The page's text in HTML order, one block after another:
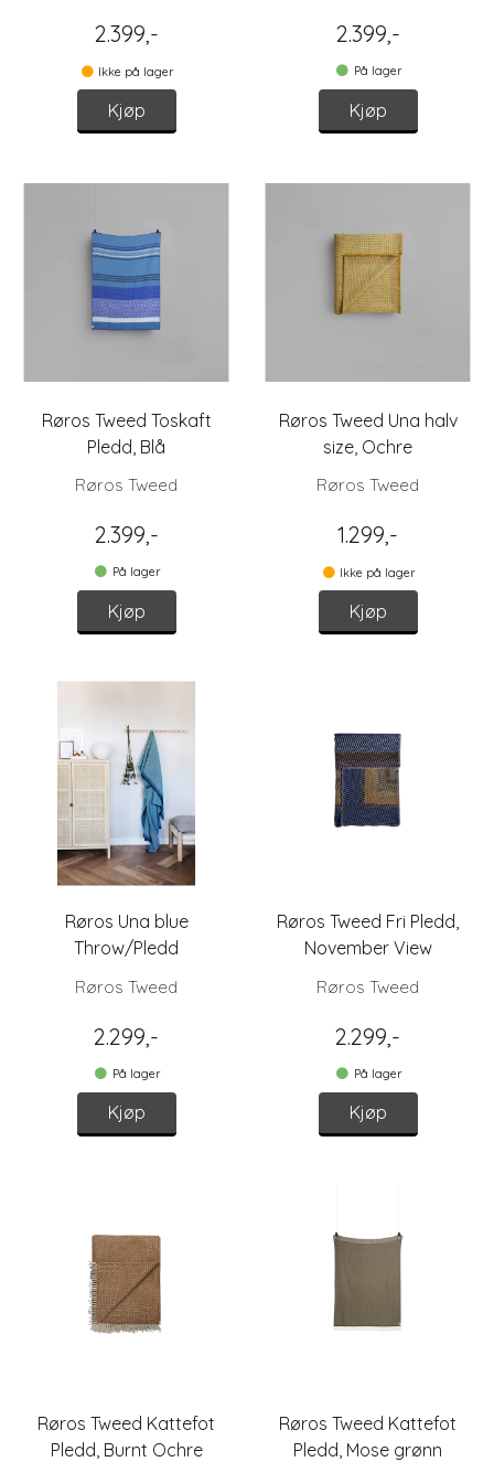
2.399,-
Ikke på lager
Kjøp
2.399,-
På lager
Kjøp
Røros Tweed Toskaft
Pledd, Blå
Røros Tweed
2.399,-
På lager
Kjøp
Røros Tweed Una halv
size, Ochre
Røros Tweed
1.299,-
Ikke på lager
Kjøp
Røros Una blue
Throw/Pledd
Røros Tweed
2.299,-
På lager
Kjøp
Røros Tweed Fri Pledd,
November View
Røros Tweed
2.299,-
På lager
Kjøp
Røros Tweed Kattefot
Pledd, Burnt Ochre
Røros Tweed Kattefot
Pledd, Mose grønn